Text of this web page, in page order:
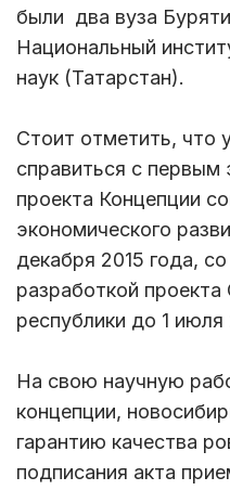
были два вуза
Национальный
наук (Татарстан).
Стоит отметить,
справиться с первым
проекта Концепции
экономического
декабря 2015 года,
разработкой
республики до 1 июля
На свою научную
концепции,
гарантию качества
подписания акта